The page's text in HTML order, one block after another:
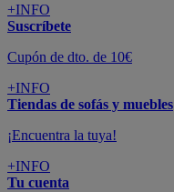
+INFO
Suscríbete
Cupón de dto. de 10€
+INFO
Tiendas de sofás y muebles
¡Encuentra la tuya!
+INFO
Tu cuenta